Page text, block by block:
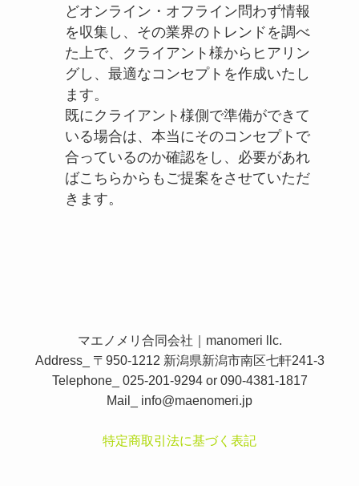
どオンライン・オフライン問わず情報
を収集し、その業界のトレンドを調べ
た上で、クライアント様からヒアリン
グし、最適なコンセプトを作成いたし
ます。
既にクライアント様側で準備ができて
いる場合は、本当にそのコンセプトで
合っているのか確認をし、必要があれ
ばこちらからもご提案をさせていただ
きます。
マエノメリ合同会社｜manomeri llc.
Address_ 〒950-1212 新潟県新潟市南区七軒241-3
Telephone_ 025-201-9294 or 090-4381-1817
Mail_ info@maenomeri.jp
特定商取引法に基づく表記